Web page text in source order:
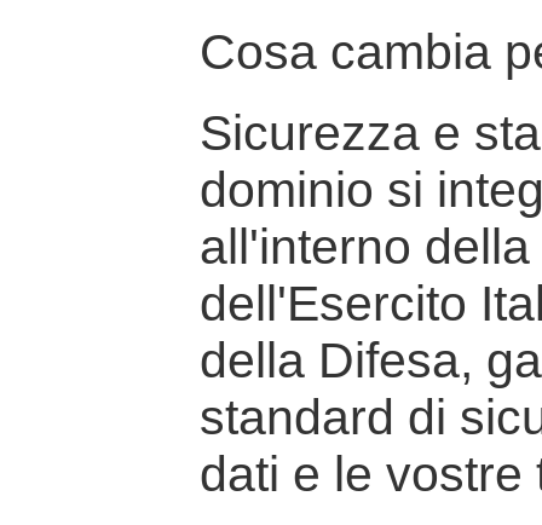
Cosa cambia
Sicurezza e
dominio si
all'interno
dell'Esercito
della Difesa,
standard di
dati e le vostre